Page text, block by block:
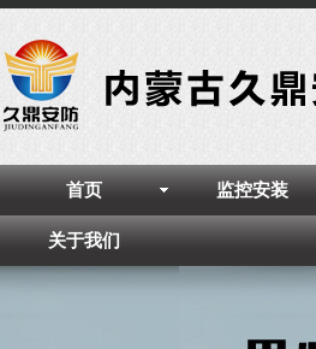
首页 监控安装
关于我们